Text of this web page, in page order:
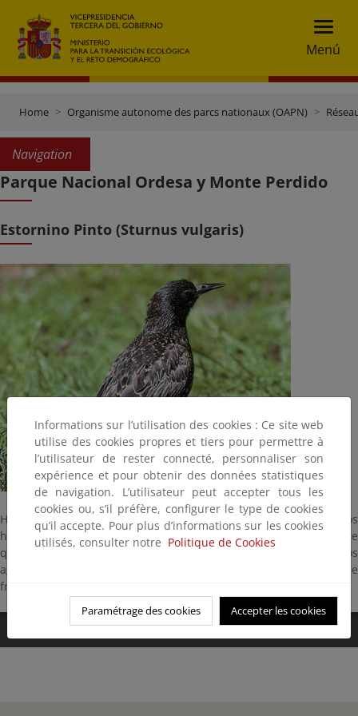
Menú
Home Organisme autonome des parcs nationaux (OAPN)
Navigation
Parque Nacional Ordesa y Monte Perdido
Estornino Pinto (Sturnus vulgaris)
Habita lo mismo en bosques y parques que en el campo o núcleos
habitados. Tiene 22 centímetros y es una especie poco exigente
que prospera muy bien próximo al hombre. Anida en pequeños
agujeros de árboles y suelo. Cría de abril a julio y se alimenta de
frutas, insectos, caracoles y gusanos.
0:00 / 0:05
Informations sur l’utilisation des cookies : Ce site web
utilise des cookies propres et tiers pour permettre à
l’utilisateur de rester connecté, personnaliser son
expérience et pour obtenir des données statistiques
de navigation. L’utilisateur peut accepter tous les
cookies ou, s’il préfère, configurer le type de cookies
qu’il accepte. Pour plus d’informations sur les cookies
utilisés, consulter notre Politique de Cookies
Paramétrage des cookies Accepter les cookies